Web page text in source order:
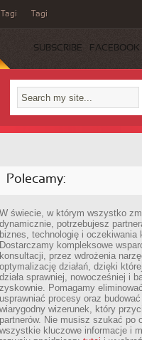
Tagi
SUBSCRIBE FACEBOOK
Polecamy:
W świecie, w którym wszystko
dynamicznie, potrzebujesz
biznes, technologię i oczekiwania
Dostarczamy kompleksowe
konsultacji, przez wdrożenia
optymalizację działań, dzięki
działa sprawniej, nowocześniej i
zyskownie. Pomagamy
usprawniać procesy oraz
wiarygodny wizerunek, który
partnerów. Nie musisz szukać po
wszystkie kluczowe informacje i